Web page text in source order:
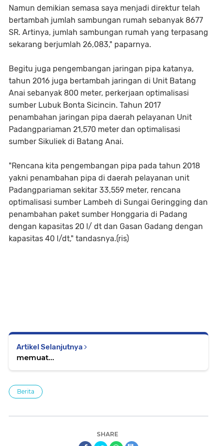
Namun demikian semasa saya menjadi direktur telah
bertambah jumlah sambungan rumah sebanyak 8677
SR. Artinya, jumlah sambungan rumah yang terpasang
sekarang berjumlah 26,083," paparnya.
Begitu juga pengembangan jaringan pipa katanya,
tahun 2016 juga bertambah jaringan di Unit Batang
Anai sebanyak 800 meter, perkerjaan optimalisasi
sumber Lubuk Bonta Sicincin. Tahun 2017
penambahan jaringan pipa daerah pelayanan Unit
Padangpariaman 21,570 meter dan optimalisasi
sumber Sikuliek di Batang Anai.
"Rencana kita pengembangan pipa pada tahun 2018
yakni penambahan pipa di daerah pelayanan unit
Padangpariaman sekitar 33,559 meter, rencana
optimalisasi sumber Lambeh di Sungai Geringging dan
penambahan paket sumber Honggaria di Padang
dengan kapasitas 20 l/ dt dan Gasan Gadang dengan
kapasitas 40 l/dt," tandasnya.(ris)
Artikel Selanjutnya
memuat...
Berita
SHARE